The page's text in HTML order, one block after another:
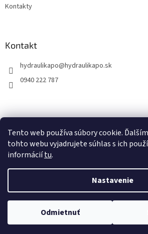
Tento web používa súbory cookie.
tohto webu vyjadrujete súhlas s ich
informáciítu.
Nastavenie
Odmietnuť
Kontakty
Kontakt
hydraulikapo@hydraulikapo.sk
0940 222 787
Vytvoril Shoptet
Copyright 2026HYDRAULIKA PO .